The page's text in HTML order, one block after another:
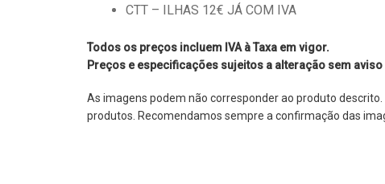
CTT – ILHAS 12€ JÁ COM IVA
Todos os preços incluem IVA à Taxa em vigor.
Preços e especificações sujeitos a alteração sem aviso
As imagens podem não corresponder ao produto
produtos. Recomendamos sempre a confirmação das